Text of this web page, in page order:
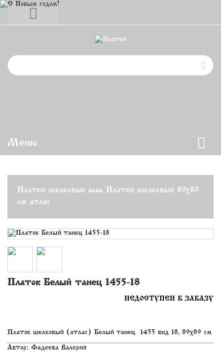
Меню
Платки шелковые >> Платки шелковые 89х89
см атлас
Платок «Белый танец» 1455-18
НЕДОСТУПЕН К ЗАКАЗУ
Платок шелковый (атлас) «Белый танец » 1455 вид 18, 89х89 см
Автор: Фадеева Валерия